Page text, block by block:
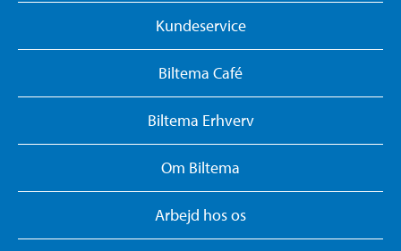
Kundeservice
Biltema Café
Biltema Erhverv
Om Biltema
Arbejd hos os